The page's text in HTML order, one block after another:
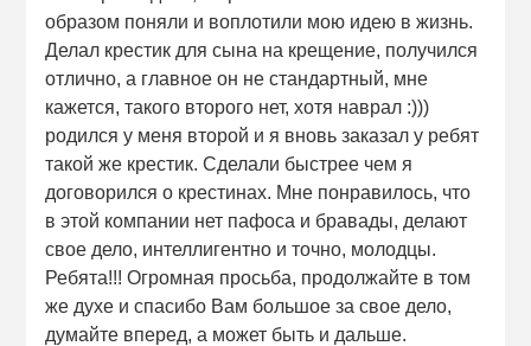
образом поняли и воплотили мою идею в жизнь.
Делал крестик для сына на крещение, получился
отлично, а главное он не стандартный, мне
кажется, такого второго нет, хотя наврал :)))
родился у меня второй и я вновь заказал у ребят
такой же крестик. Сделали быстрее чем я
договорился о крестинах. Мне понравилось, что
в этой компании нет пафоса и бравады, делают
свое дело, интеллигентно и точно, молодцы.
Ребята!!! Огромная просьба, продолжайте в том
же духе и спасибо Вам большое за свое дело,
думайте вперед, а может быть и дальше.